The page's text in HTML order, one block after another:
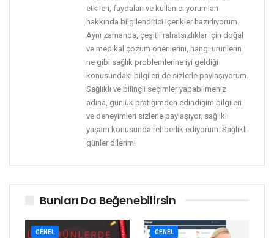
etkileri, faydaları ve kullanıcı yorumları
hakkında bilgilendirici içerikler hazırlıyorum.
Aynı zamanda, çeşitli rahatsızlıklar için doğal
ve medikal çözüm önerilerini, hangi ürünlerin
ne gibi sağlık problemlerine iyi geldiği
konusundaki bilgileri de sizlerle paylaşıyorum.
Sağlıklı ve bilinçli seçimler yapabilmeniz
adına, günlük pratiğimden edindiğim bilgileri
ve deneyimleri sizlerle paylaşıyor, sağlıklı
yaşam konusunda rehberlik ediyorum. Sağlıklı
günler dilerim!
Bunları Da Beğenebilirsin
GENEL GENEL